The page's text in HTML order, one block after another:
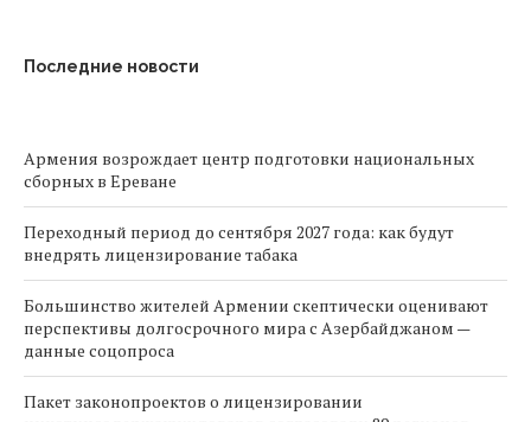
Последние новости
Армения возрождает центр подготовки национальных
сборных в Ереване
Переходный период до сентября 2027 года: как будут
внедрять лицензирование табака
Большинство жителей Армении скептически оценивают
перспективы долгосрочного мира с Азербайджаном —
данные соцопроса
Пакет законопроектов о лицензировании